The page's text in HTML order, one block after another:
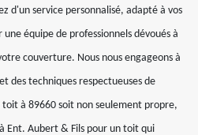
d'un service personnalisé, adapté à vos
équipe de professionnels dévoués à
couverture. Nous nous engageons à
des techniques respectueuses de
à 89660 soit non seulement propre,
Ent. Aubert & Fils pour un toit qui